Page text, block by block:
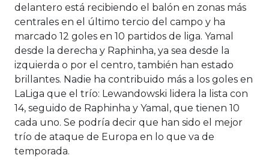
delantero está recibiendo el balón en zonas más
centrales en el último tercio del campo y ha
marcado 12 goles en 10 partidos de liga. Yamal
desde la derecha y Raphinha, ya sea desde la
izquierda o por el centro, también han estado
brillantes. Nadie ha contribuido más a los goles en
LaLiga que el trío: Lewandowski lidera la lista con
14, seguido de Raphinha y Yamal, que tienen 10
cada uno. Se podría decir que han sido el mejor
trío de ataque de Europa en lo que va de
temporada.